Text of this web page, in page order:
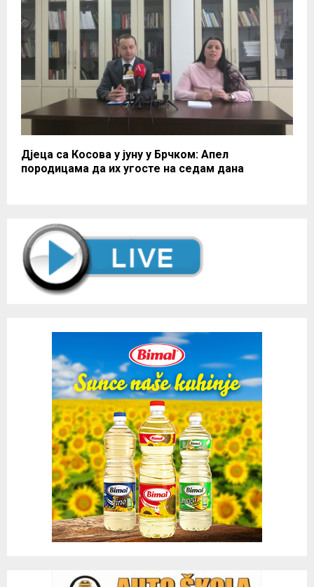
Дјеца са Косова у јуну у Брчком: Апел
породицама да их угосте на седам дана